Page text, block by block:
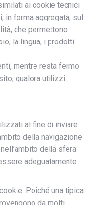
ai cookie tecnici
in forma aggregata, sul
che permettono
la lingua, i prodotti
mentre resta fermo
qualora utilizzi
al fine di inviare
della navigazione
della sfera
adeguatamente
Poiché una tipica
da molti